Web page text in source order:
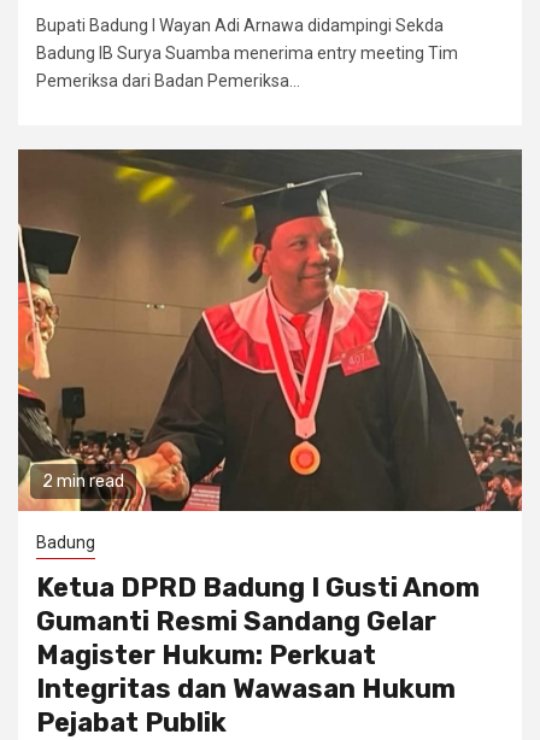
Bupati Badung I Wayan Adi Arnawa didampingi Sekda
Badung IB Surya Suamba menerima entry meeting Tim
Pemeriksa dari Badan Pemeriksa...
2 min read
Badung
Ketua DPRD Badung I Gusti Anom
Gumanti Resmi Sandang Gelar
Magister Hukum: Perkuat
Integritas dan Wawasan Hukum
Pejabat Publik